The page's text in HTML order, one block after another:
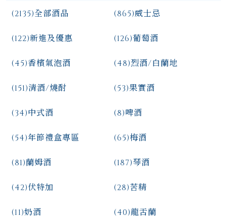
全部酒品
(2135) 威士忌
(865)
新進及優惠
(122) 葡萄酒
(126)
香檳氣泡酒
(45) 烈酒/白蘭地
(48)
清酒/燒酎
(151) 果實酒
(53)
中式酒
(34) 啤酒
(8)
年節禮盒專區
(54) 梅酒
(65)
蘭姆酒
(81) 琴酒
(187)
伏特加
(42) 苦精
(28)
奶酒
(11) 龍舌蘭
(40)